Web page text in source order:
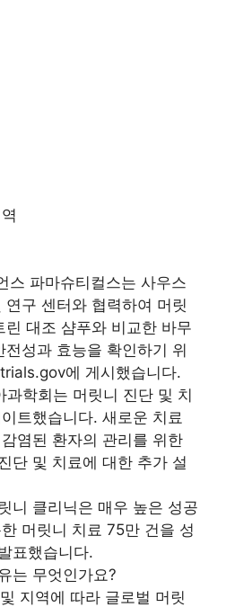
스 파마슈티컬스는 사우스
구 센터와 협력하여 머릿
린 대조 샴푸와 비교한 바무
성과 효능을 확인하기 위
에 게시했습니다.
학회는 머릿니 진단 및 치
트했습니다. 새로운 치료
염된 환자의 관리를 위한
단 및 치료에 대한 추가 설
니 클리닉은 매우 높은 성공
머릿니 치료 75만 건을 성
표했습니다.
는 무엇인가요?
지역에 따라 글로벌 머릿